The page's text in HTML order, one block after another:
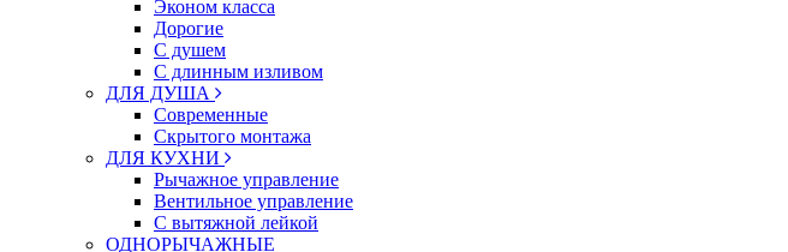
Эконом класса
Дорогие
С душем
C длинным изливом
ДЛЯ ДУША
Современные
Скрытого монтажа
ДЛЯ КУХНИ
Рычажное управление
Вентильное управление
С вытяжной лейкой
ОДНОРЫЧАЖНЫЕ